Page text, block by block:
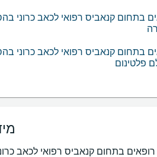
בתחום קנאביס רפואי לכאב כרוני
בתחום קנאביס רפואי לכאב כרוני
פלטינום